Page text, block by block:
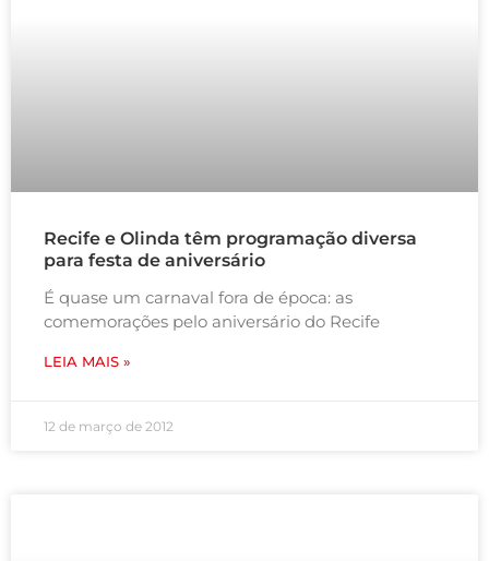
Recife e Olinda têm programação diversa
para festa de aniversário
É quase um carnaval fora de época: as
comemorações pelo aniversário do Recife
LEIA MAIS »
12 de março de 2012